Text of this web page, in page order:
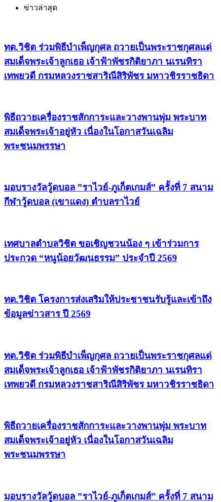
ข่าวล่าสุด
ทต.วิชิต ร่วมพิธีบำเพ็ญกุศล ถวายเป็นพระราชกุศลแด่
สมเด็จพระเจ้าลูกเธอ เจ้าฟ้าพัชรกิติยาภา นเรนทิรา
เทพยวดี กรมหลวงราชสาริณีสิริพัชร มหาวชิรราชธิดา
พิธีถวายเครื่องราชสักการะและวางพานพุ่ม พระบาท
สมเด็จพระเจ้าอยู่หัว เนื่องในโอกาสวันเฉลิม
พระชนมพรรษา
มอบรางวัลวู้ดบอล ”ราไวย์-ภูเก็ตเกมส์” ครั้งที่ 7 สนาม
กีฬาวู้ดบอล (เขาแดง) ตำบลราไวย์
เทศบาลตำบลวิชิต ขอเชิญชวนน้อง ๆ เข้าร่วมการ
ประกวด “หนูน้อยวัฒนธรรม” ประจำปี 2569
ทต.วิชิต โครงการส่งเสริมให้ประชาชนรับรู้และเข้าถึง
ข้อมูลข่าวสาร ปี 2569
ทต.วิชิต ร่วมพิธีบำเพ็ญกุศล ถวายเป็นพระราชกุศลแด่
สมเด็จพระเจ้าลูกเธอ เจ้าฟ้าพัชรกิติยาภา นเรนทิรา
เทพยวดี กรมหลวงราชสาริณีสิริพัชร มหาวชิรราชธิดา
พิธีถวายเครื่องราชสักการะและวางพานพุ่ม พระบาท
สมเด็จพระเจ้าอยู่หัว เนื่องในโอกาสวันเฉลิม
พระชนมพรรษา
มอบรางวัลวู้ดบอล ”ราไวย์-ภูเก็ตเกมส์” ครั้งที่ 7 สนาม